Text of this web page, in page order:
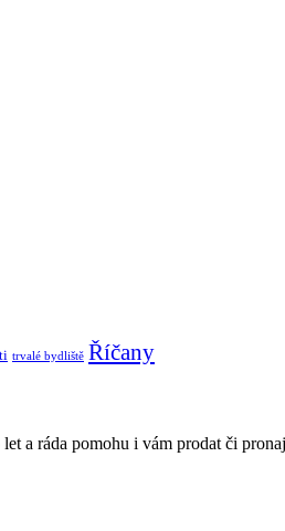
trvalé bydliště Říčany
a ráda pomohu i vám prodat či